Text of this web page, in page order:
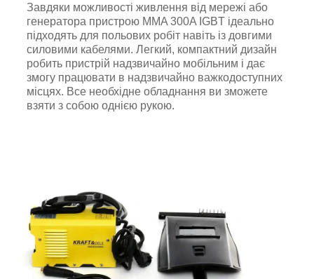
Завдяки можливості живлення від мережі або
генератора пристрою MMA 300A IGBT ідеально
підходять для польових робіт навіть із довгими
силовими кабелями. Легкий, компактний дизайн
робить пристрій надзвичайно мобільним і дає
змогу працювати в надзвичайно важкодоступних
місцях. Все необхідне обладнання ви зможете
взяти з собою однією рукою.